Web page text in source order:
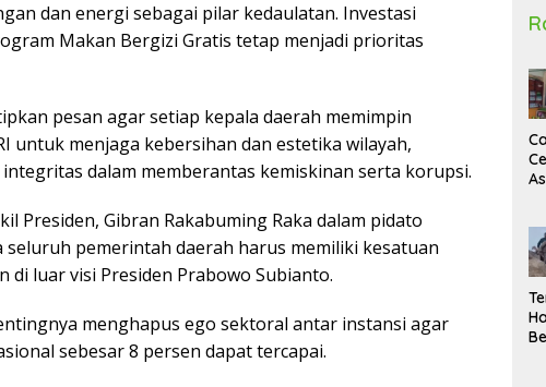
dan energi sebagai pilar kedaulatan. Investasi
Makan Bergizi Gratis tetap menjadi prioritas
pesan agar setiap kepala daerah memimpin
untuk menjaga kebersihan dan estetika wilayah,
dalam memberantas kemiskinan serta korupsi.
Presiden, Gibran Rakabuming Raka dalam pidato
pemerintah daerah harus memiliki kesatuan
di luar visi Presiden Prabowo Subianto.
menghapus ego sektoral antar instansi agar
sebesar 8 persen dapat tercapai.